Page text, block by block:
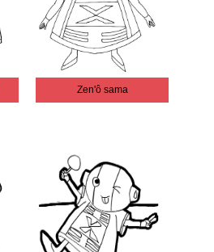
Zen'ô sama